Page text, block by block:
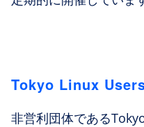
Tokyo Linux
非営利団体である